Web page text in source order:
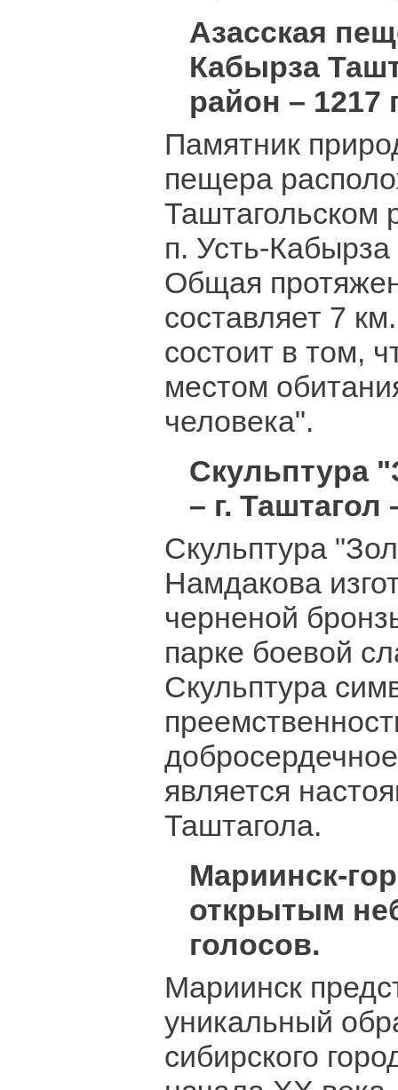
Азасская
Кабырза
район – 1217
Памятник
пещера
Таштагольском
п. Усть-
Общая
составляет 7
состоит в том,
местом
человека".
Скульптура
– г. Таштагол
Скульптура
Намдакова
черненой
парке боевой
Скульптура
является
Таштагола.
Мариинск-
открытым
голосов.
Мариинск
уникальный
сибирского